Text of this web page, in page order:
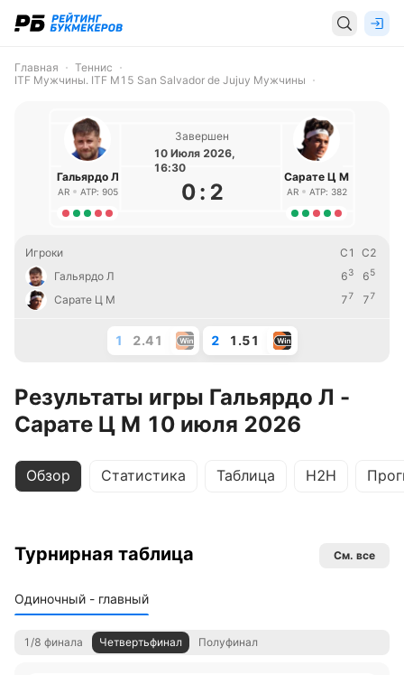
Главная
Теннис
ITF Мужчины. ITF M15 San Salvador de Jujuy Мужчины
Гальярдо Л
AR ATP: 905
Завершен
10 Июля 2026,
16:30
0: 2
Сарате Ц М
AR ATP: 382
Игроки С1
С2
Гальярдо Л
63 65
Сарате Ц М 77 77
1 2.41 2 1.51
Результаты игры Гальярдо Л -
Сарате Ц М 10 июля 2026
Обзор Статистика Таблица H2H
Турнирная таблица См. все
Одиночный - главный
1/8 финала Четвертьфинал Полуфинал